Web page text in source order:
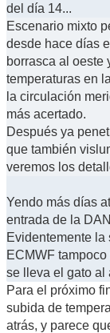
del día 14...
Escenario mixto
desde hace días
borrasca al oeste
temperaturas en
la circulación
más acertado.
Después ya
que también
veremos los
Yendo más días
entrada de la
Evidentemente la
ECMWF
se lleva el gato al
Para el próximo
subida de
atrás, y parece